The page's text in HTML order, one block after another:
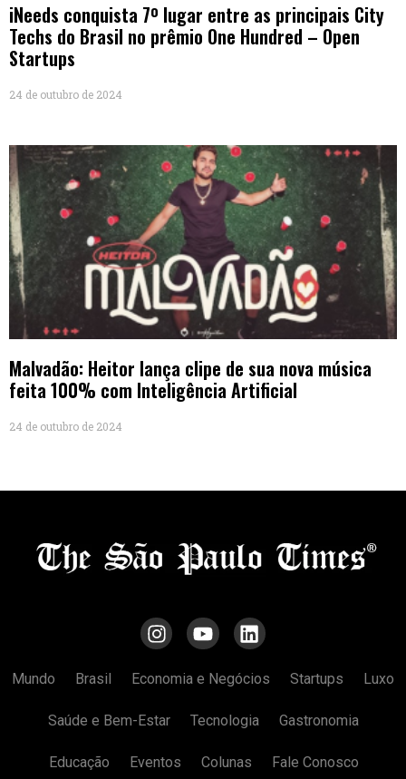
iNeeds conquista 7º lugar entre as principais City
Techs do Brasil no prêmio One Hundred – Open
Startups
24 de outubro de 2024
Malvadão: Heitor lança clipe de sua nova música
feita 100% com Inteligência Artificial
24 de outubro de 2024
Mundo Brasil Economia e Negócios Startups Luxo
Saúde e Bem-Estar Tecnologia Gastronomia
Educação Eventos Colunas Fale Conosco